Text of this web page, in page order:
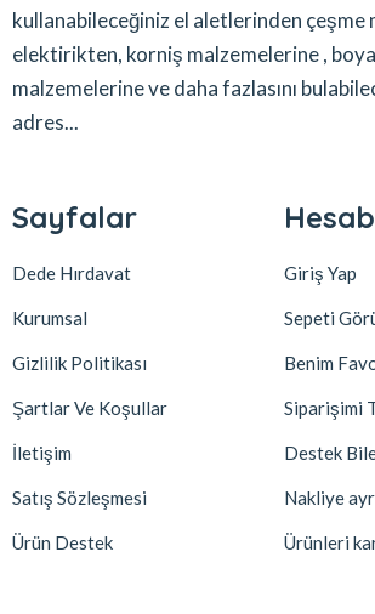
kullanabileceğiniz el aletlerinden çeşme
elektirikten, korniş malzemelerine ,
malzemelerine ve daha fazlasını
adres...
Sayfalar
Dede Hırdavat
Kurumsal
Gizlilik Politikası
Şartlar Ve Koşullar
İletişim
Satış Sözleşmesi
Ürün Destek
Giriş Yap
Sepeti
Benim
Siparişimi
Destek
Nakliye
Ürünleri